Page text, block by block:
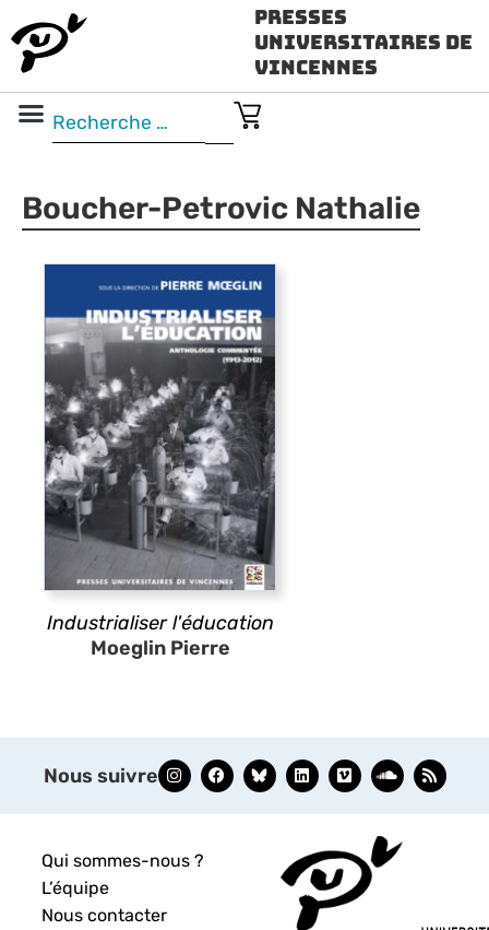
Presses
Universitaires de
Vincennes
Boucher-Petrovic Nathalie
Industrialiser l'éducation
Moeglin Pierre
Nous suivre
Qui sommes-nous ?
L’équipe
Nous contacter